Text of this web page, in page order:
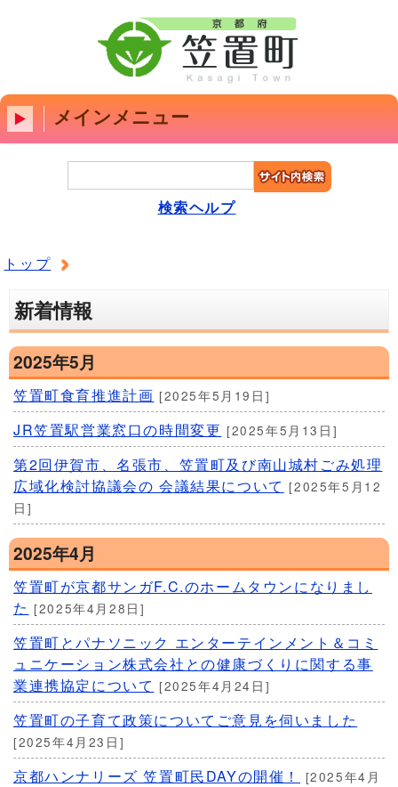
メインメニュー
検索ヘルプ
トップ
新着情報
2025年5月
笠置町食育推進計画 [2025年5月19日]
JR笠置駅営業窓口の時間変更 [2025年5月13日]
第2回伊賀市、名張市、笠置町及び南山城村ごみ処理
広域化検討協議会の 会議結果について [2025年5月12
日]
2025年4月
笠置町が京都サンガF.C.のホームタウンになりまし
た [2025年4月28日]
笠置町とパナソニック エンターテインメント＆コミ
ュニケーション株式会社との健康づくりに関する事
業連携協定について [2025年4月24日]
笠置町の子育て政策についてご意見を伺いました
[2025年4月23日]
京都ハンナリーズ 笠置町民DAYの開催！
[2025年4月